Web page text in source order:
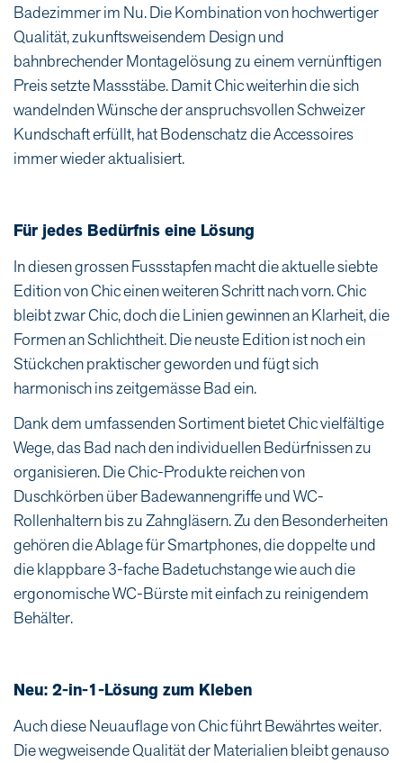
Badezimmer im Nu. Die Kombination von hochwertiger
Qualität, zukunftsweisendem Design und
bahnbrechender Montagelösung zu einem vernünftigen
Preis setzte Massstäbe. Damit Chic weiterhin die sich
wandelnden Wünsche der anspruchsvollen Schweizer
Kundschaft erfüllt, hat Bodenschatz die Accessoires
immer wieder aktualisiert.
Für jedes Bedürfnis eine Lösung
In diesen grossen Fussstapfen macht die aktuelle siebte
Edition von Chic einen weiteren Schritt nach vorn. Chic
bleibt zwar Chic, doch die Linien gewinnen an Klarheit, die
Formen an Schlichtheit. Die neuste Edition ist noch ein
Stückchen praktischer geworden und fügt sich
harmonisch ins zeitgemässe Bad ein.
Dank dem umfassenden Sortiment bietet Chic vielfältige
Wege, das Bad nach den individuellen Bedürfnissen zu
organisieren. Die Chic-Produkte reichen von
Duschkörben über Badewannengriffe und WC-
Rollenhaltern bis zu Zahngläsern. Zu den Besonderheiten
gehören die Ablage für Smartphones, die doppelte und
die klappbare 3-fache Badetuchstange wie auch die
ergonomische WC-Bürste mit einfach zu reinigendem
Behälter.
Neu: 2-in-1-Lösung zum Kleben
Auch diese Neuauflage von Chic führt Bewährtes weiter.
Die wegweisende Qualität der Materialien bleibt genauso